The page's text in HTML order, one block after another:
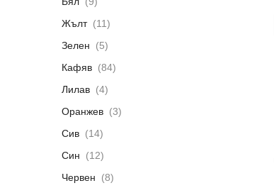
Жълт (11)
Зелен
(5)
Кафяв (84)
Лилав (4)
Оранжев (3)
Сив (14)
Син
(12)
Червен
(8)